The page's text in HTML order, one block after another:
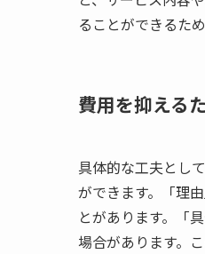
ることができるた
費用を抑える
具体的な工夫とし
ができます。「理
とがあります。「
場合があります。